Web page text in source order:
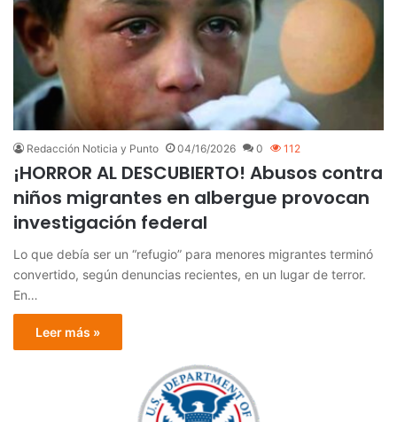
Redacción Noticia y Punto 04/16/2026 0 112
¡HORROR AL DESCUBIERTO! Abusos contra
niños migrantes en albergue provocan
investigación federal
Lo que debía ser un “refugio” para menores migrantes terminó
convertido, según denuncias recientes, en un lugar de terror.
En…
Leer más »